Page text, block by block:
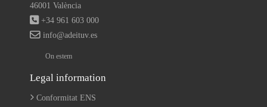
46001 València
+34 961 603 000
info@adeituv.es
On estem
Legal information
Conformitat ENS